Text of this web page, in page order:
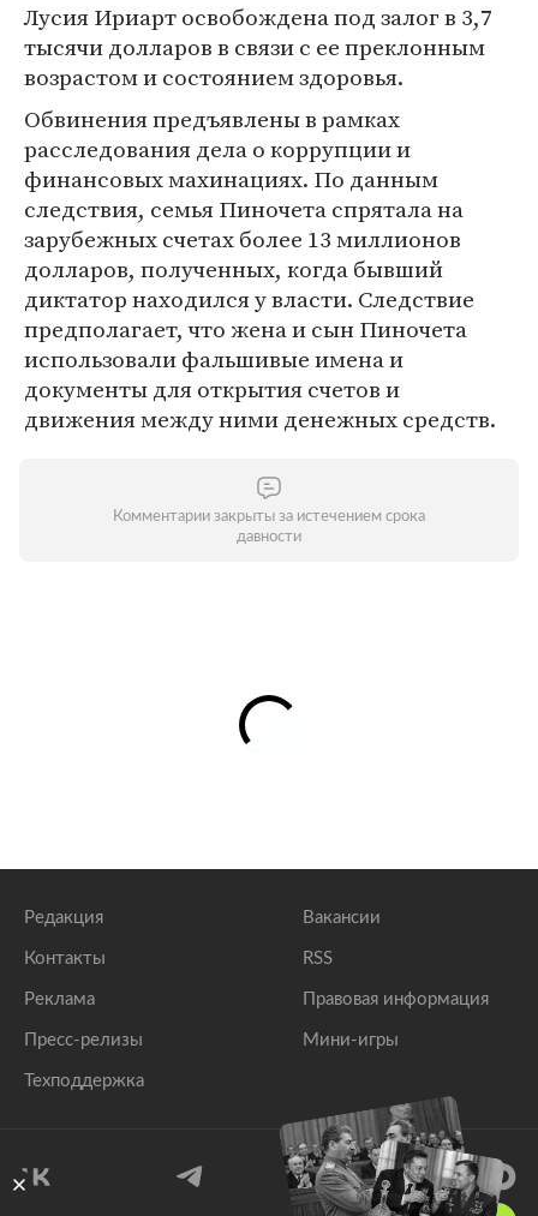
Лусия Ириарт освобождена под залог в 3,7
тысячи долларов в связи с ее преклонным
возрастом и состоянием здоровья.
Обвинения предъявлены в рамках
расследования дела о коррупции и
финансовых махинациях. По данным
следствия, семья Пиночета спрятала на
зарубежных счетах более 13 миллионов
долларов, полученных, когда бывший
диктатор находился у власти. Следствие
предполагает, что жена и сын Пиночета
использовали фальшивые имена и
документы для открытия счетов и
движения между ними денежных средств.
Комментарии закрыты за истечением срока
давности
Редакция
Контакты
Реклама
Пресс-релизы
Техподдержка
Вакансии
RSS
Правовая информация
Мини-игры